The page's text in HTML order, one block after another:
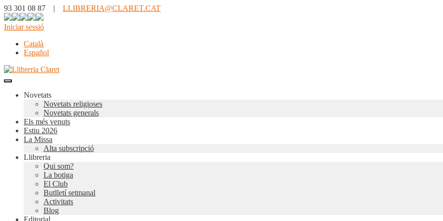
93 301 08 87 | LLIBRERIA@CLARET.CAT
Iniciar sessió
Català
Español
Novetats
Novetats religioses
Novetats generals
Els més venuts
Estiu 2026
La Missa
Alta subscripció
Llibreria
Qui som?
La botiga
El Club
Butlletí setmanal
Activitats
Blog
Editorial